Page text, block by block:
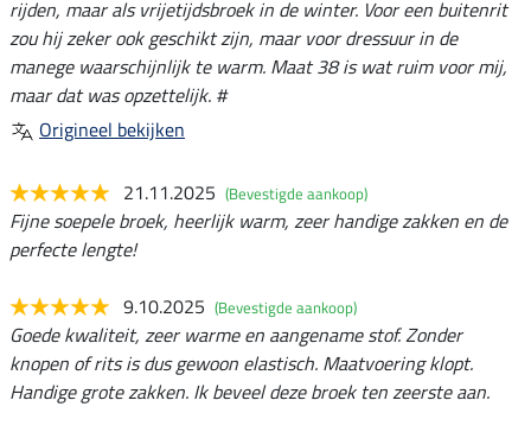
rijden, maar als vrijetijdsbroek in de winter. Voor een buitenrit
zou hij zeker ook geschikt zijn, maar voor dressuur in de
manege waarschijnlijk te warm. Maat 38 is wat ruim voor mij,
maar dat was opzettelijk. #
Origineel bekijken
21.11.2025 (Bevestigde aankoop)
Fijne soepele broek, heerlijk warm, zeer handige zakken en de
perfecte lengte!
9.10.2025 (Bevestigde aankoop)
Goede kwaliteit, zeer warme en aangename stof. Zonder
knopen of rits is dus gewoon elastisch. Maatvoering klopt.
Handige grote zakken. Ik beveel deze broek ten zeerste aan.